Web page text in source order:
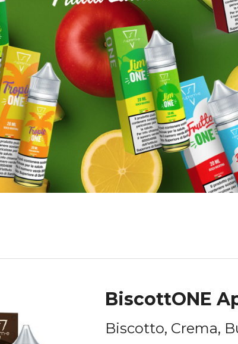
BiscottONE
Biscotto, Crema,